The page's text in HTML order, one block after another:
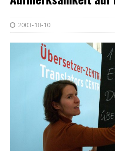
2003-10-10